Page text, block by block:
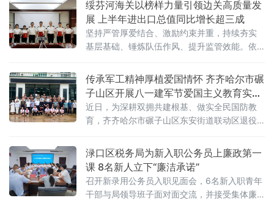
烈士陵园旁的衡宝战役
绥芬河海关以榜样力量引领边关高质量发
展 上半年进出口总值同比增长超三成
坚持严管厚爱结合、激励约束并重，持续夯实
基层基础、锤炼队伍作风、提升监管效能。依
传承军工精神厚植爱国情怀 齐齐哈尔市碾
子山区开展八一建军节爱国主义教育实践
活动
近日，为深耕双拥共建根基、做实全民国防教
育，齐齐哈尔市碾子山区东安街道联动区退役
馆红色实景阵地，开展“传承军工精神 厚植爱国
情怀”沉浸式爱国主义教育实践活动。
渌口区税务局为新入职公务员上廉政第一
课 8名新人立下“廉洁承诺”
召开新录用公务员入职见面会，6名新入职青年
干部与局领导班子面对面交流，并接受集体廉